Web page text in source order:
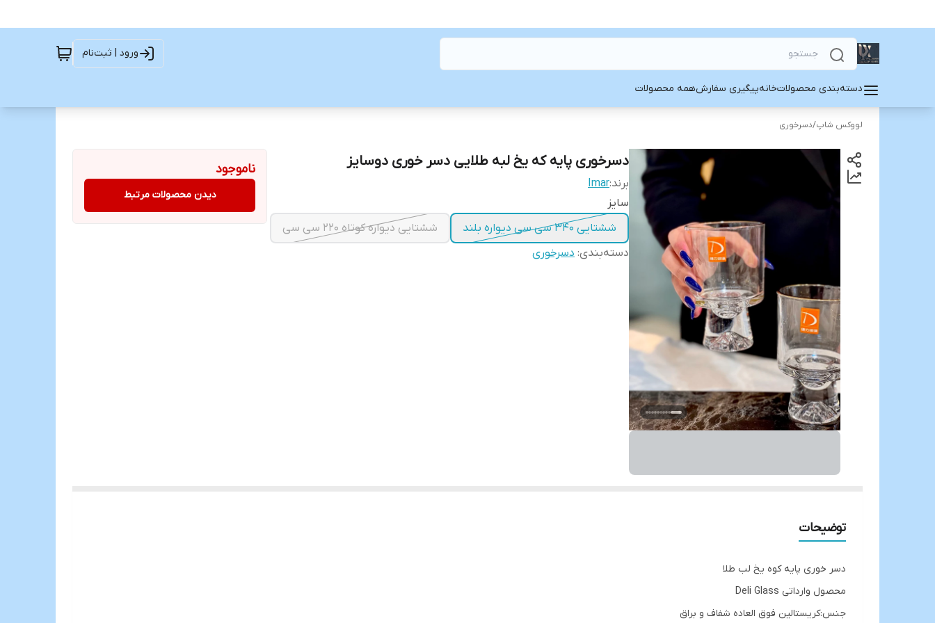
ورود | ثبت‌نام
دسته‌بندی محصولاتخانهپیگیری سفارشهمه محصولات
لووکس شاپ/دسرخوری
دسرخوری پایه که یخ لبه طلایی دسر خوری دوسایز
برند:Imar
سایز
ششتایی ۳۴۰ سی سی دیواره بلند
ششتایی دیواره کوتاه ‌۲۲۰ سی سی
دسته‌بندی: دسرخوری
ناموجود
دیدن محصولات مرتبط
توضیحات
دسر خوری پایه کوه یخ لب طلا
محصول وارداتی Deli Glass
جنس:کریستالین فوق العاده شفاف و براق